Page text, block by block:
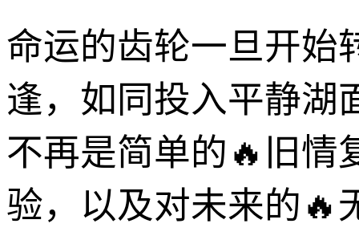
命运的齿轮一旦开始
逢，如同投入平静湖
不再是简单的🔥旧情
验，以及对未来的🔥